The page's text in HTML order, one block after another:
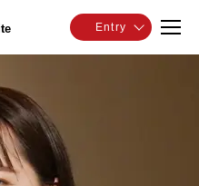
Entry